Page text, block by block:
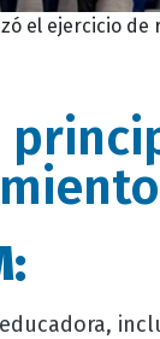
el ejercicio de